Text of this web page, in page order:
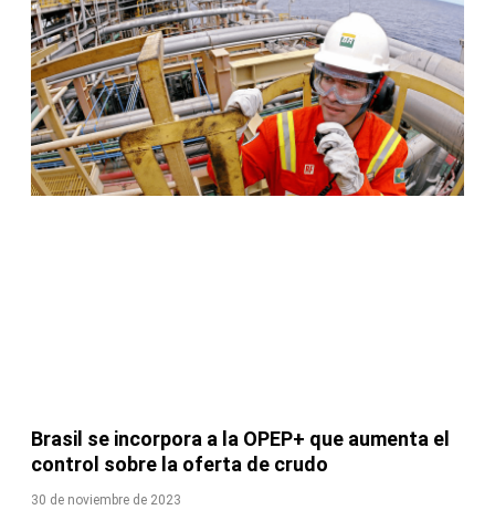
Brasil se incorpora a la OPEP+ que aumenta el
control sobre la oferta de crudo
30 de noviembre de 2023